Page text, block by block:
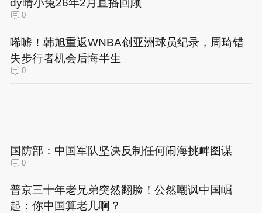
0
唏嘘！韩旭重返WNBA创亚洲球员纪录，周琦错
失步行者机会后悔半生
0
国防部：中国军队坚决反制任何闹海挑衅图谋
0
普京三十年老兄弟突然翻脸！公然嘲讽中国崛
起：你中国算老几啊？